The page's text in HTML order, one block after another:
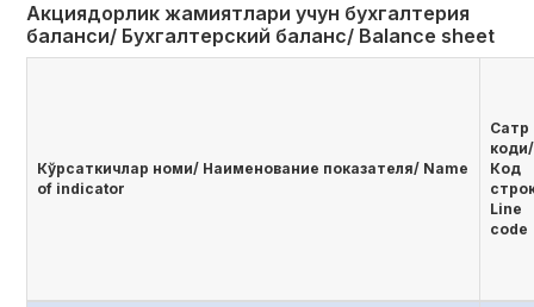
Акциядорлик жамиятлари учун бухгалтерия
баланси/ Бухгалтерский баланс/ Balance sheet
Кўрсаткичлар номи/ Наименование показателя/ Name
of indicator
Сатр
коди/
Код
Line
code